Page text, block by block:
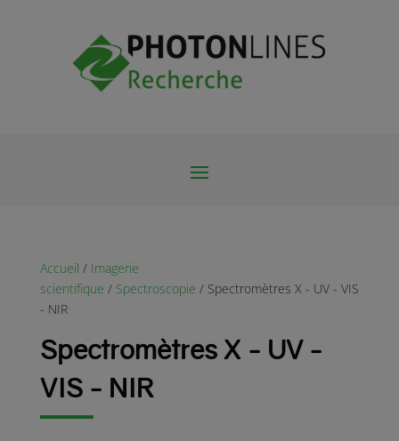
Accueil / Imagerie
scientifique / Spectroscopie / Spectromètres X - UV - VIS
- NIR
Spectromètres X - UV -
VIS - NIR